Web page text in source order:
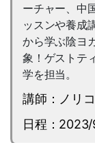
ーチャー、中
ッスンや養成
から学ぶ陰ヨ
象！ゲストテ
学を担当。
講師：ノリ
日程：2023/